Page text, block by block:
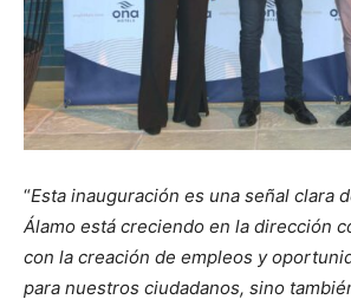
“Esta inauguración es una señal clara
Álamo está creciendo en la dirección
con la creación de empleos y
para nuestros ciudadanos, sino